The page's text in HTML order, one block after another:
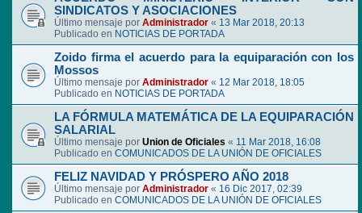
SINDICATOS Y ASOCIACIONES
Último mensaje por Administrador « 13 Mar 2018, 20:13
Publicado en NOTICIAS DE PORTADA
Zoido firma el acuerdo para la equiparación con los
Mossos
Último mensaje por Administrador « 12 Mar 2018, 18:05
Publicado en NOTICIAS DE PORTADA
LA FÓRMULA MATEMÁTICA DE LA EQUIPARACIÓN
SALARIAL
Último mensaje por Union de Oficiales « 11 Mar 2018, 16:08
Publicado en COMUNICADOS DE LA UNIÓN DE OFICIALES
FELIZ NAVIDAD Y PRÓSPERO AÑO 2018
Último mensaje por Administrador « 16 Dic 2017, 02:39
Publicado en COMUNICADOS DE LA UNIÓN DE OFICIALES